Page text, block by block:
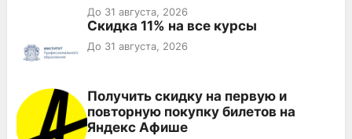
До 31 августа, 2026
Скидка 11% на все курсы
До 31 августа, 2026
Получить скидку на первую и
повторную покупку билетов на
Яндекс Афише